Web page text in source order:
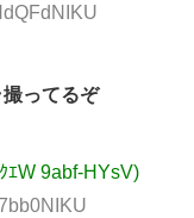
ってるぞ
ｴW 9abf-HYsV)